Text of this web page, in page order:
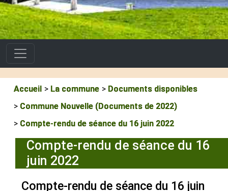
Accueil La commune
Documents disponibles
Commune Nouvelle (Documents de 2022)
Compte-rendu de séance du 16 juin 2022
Compte-rendu de séance du 16
juin 2022
Compte-rendu de séance du 16 juin